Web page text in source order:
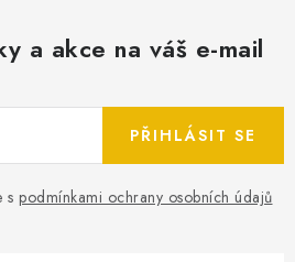
a akce na váš e-mail
s podmínkami ochrany osobních údajů
PŘIHLÁSIT SE